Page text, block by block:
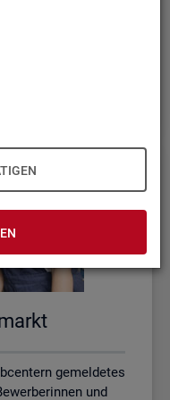
oder haben
fehlt?
gemeldetes
und